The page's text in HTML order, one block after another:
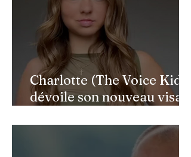
Charlotte (The Voice Kids)
dévoile son nouveau visage
faciale : une renaissance
bouleversante pour ses 16